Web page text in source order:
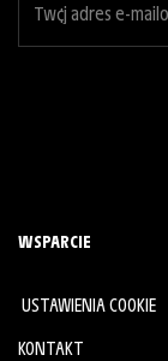
WSPARCIE
USTAWIENIA COOKIE
KONTAKT